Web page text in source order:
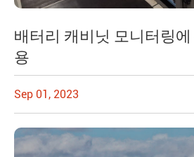
배터리 캐비닛 모니터링
용
Sep 01, 2023